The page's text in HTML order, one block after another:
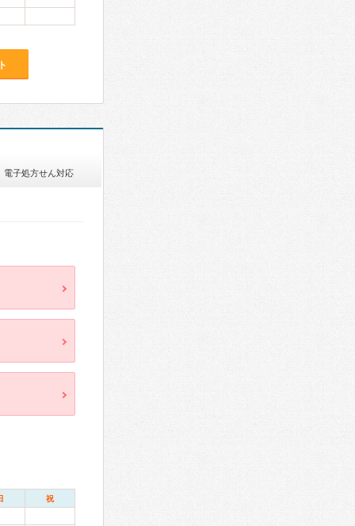
電子処方せん対応
祝